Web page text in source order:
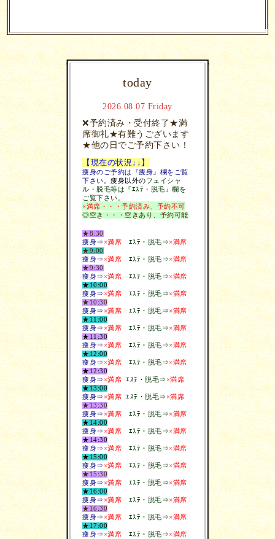
today
2026.08.07 Friday
❌予約済み・受付終了★満
席御礼★有難うございます
★他の日でご予約下さい！
【現在の状況↓↓】
痩身のご予約は『痩身』欄をご覧
下さい。 痩身以外のフェイシャ
ル・脱毛等は『ｴｽﾃ・脱毛』欄を
ご覧下さい。
×満席・・・予約済み、予約不可
◎空き・・・空きあり、予約可能
★8:30
痩身⇒ ×満席 ｴｽﾃ・脱毛⇒×満席
★9:00
痩身⇒ ×満席 ｴｽﾃ・脱毛⇒×満席
★9:30
痩身⇒ ×満席 ｴｽﾃ・脱毛⇒×満席
★10:00
痩身⇒ ×満席 ｴｽﾃ・脱毛⇒×満席
★10:30
痩身⇒ ×満席 ｴｽﾃ・脱毛⇒×満席
★11:00
痩身⇒ ×満席 ｴｽﾃ・脱毛⇒×満席
★11:30
痩身⇒ ×満席 ｴｽﾃ・脱毛⇒×満席
★12:00
痩身⇒ ×満席 ｴｽﾃ・脱毛⇒×満席
★12:30
痩身⇒ ×満席 ｴｽﾃ・脱毛⇒ ×満席
★13:00
痩身⇒ ×満席 ｴｽﾃ・脱毛⇒ ×満席
★13:30
痩身⇒ ×満席 ｴｽﾃ・脱毛⇒×満席
★14:00
痩身⇒ ×満席 ｴｽﾃ・脱毛⇒×満席
★14:30
痩身⇒ ×満席 ｴｽﾃ・脱毛⇒×満席
★15:00
痩身⇒ ×満席 ｴｽﾃ・脱毛⇒×満席
★15:30
痩身⇒ ×満席 ｴｽﾃ・脱毛⇒×満席
★16:00
痩身⇒ ×満席 ｴｽﾃ・脱毛⇒×満席
★16:30
痩身⇒ ×満席 ｴｽﾃ・脱毛⇒×満席
★17:00
痩身⇒ ×満席 ｴｽﾃ・脱毛⇒×満席